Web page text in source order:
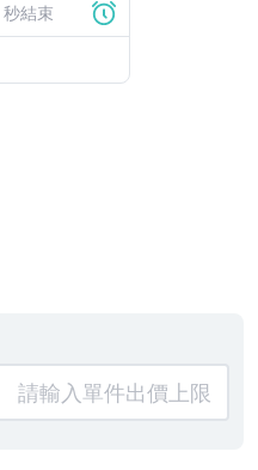
秒結束